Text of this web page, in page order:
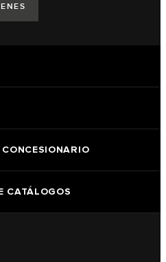
CATÁLOGOS